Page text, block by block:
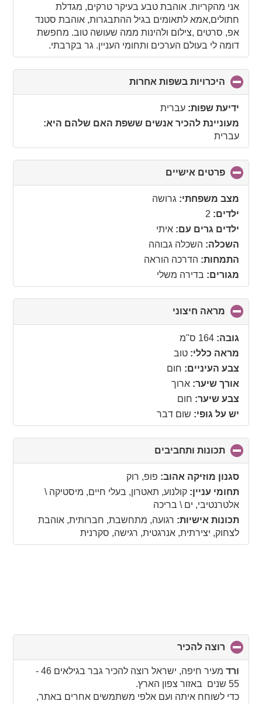
collapse
contents
אני מהקריות. אוהבת טבע בעיקר טרקים, מגדלת
חתולים,אמא לתאומים בגיל ההתבגרות, אוהבת סטנד
אפ, סרטים ,צילום ולהינות ממה שעושה טוב. מחפשת
דומה לי בעולם הערכים ותחומי העניין. גר בקרבתי.
היכרויות בשפות אחרות
to
ידיעת שפות: עברית
מעוניינת להכיר אנשים ששפת האם שלהם היא:
עברית
פרטים אישיים
to
collapse
מצב משפחתי: גרושה
ילדים: 2
ילדים גרים עם: איתי
השכלה: השכלה גבוהה
התמחות: הדרכה הוראה
מגורים: בדירה משלי
מראה חיצוני
to
גובה: 164 ס"מ
מראה כללי: טוב
צבע העיניים: חום
אורך שיער: ארוך
צבע שיער: חום
יש על גופי: שום דבר
תכונות ותחביבים
to
collapse
סגנון מוזיקה אהוב: פופ, רוק
תחומי עניין: קולנוע, תאטרון, בעלי חיים, מיסטיקה \
אלטרנטיבי, ים \ בריכה
תכונות אישיות: רגועה, מתחשבת, חברותית, אוהבת
לצחוק, יצירתית, אנרגטית, רגישה, סקרנית
רוצה להכיר
to
collapse
contents
ורד
מעיר חיפה, ישראל רוצה להכיר גבר בגילאים 46 -
55 שנים באזור צפון הארץ.
כדי לשוחח איתה ועם אלפי משתמשים אחרים באתר,